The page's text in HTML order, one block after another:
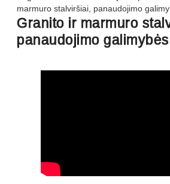
marmuro stalviršiai, panaudojimo
Granito ir marmuro
panaudojimo